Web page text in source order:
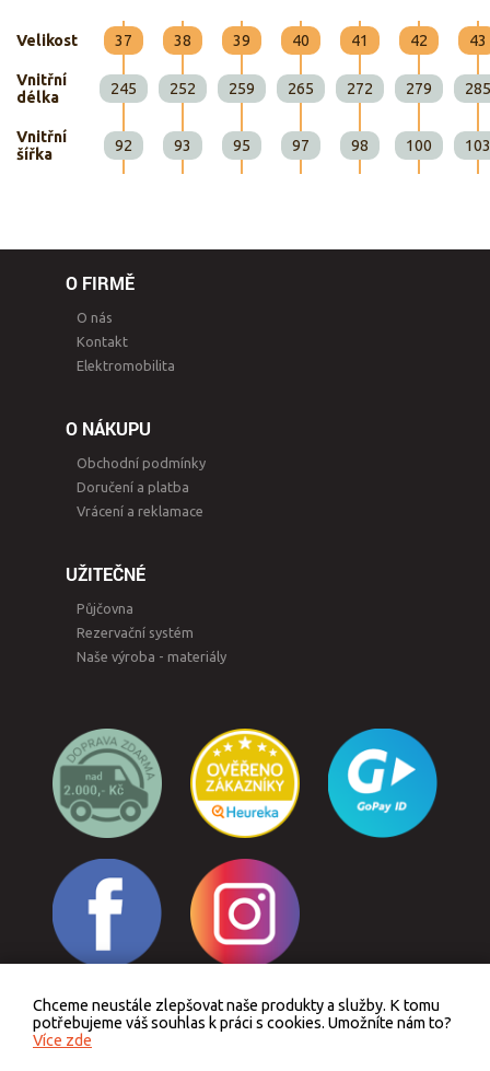
Velikost 37 38 39 40 41 42 43
Vnitřní
délka
245 252 259 265 272 279 285
Vnitřní
šířka
92 93 95 97 98 100 103
O FIRMĚ
O nás
Kontakt
Elektromobilita
O NÁKUPU
Obchodní podmínky
Doručení a platba
Vrácení a reklamace
UŽITEČNÉ
Půjčovna
Rezervační systém
Naše výroba - materiály
Odstoupit od smlouvy
Chceme neustále zlepšovat naše produkty a služby. K tomu
potřebujeme váš souhlas k práci s cookies. Umožníte nám to?
Více zde